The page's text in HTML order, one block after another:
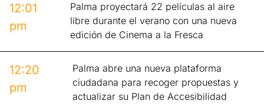
12:01
pm
Palma proyectará 22 películas al aire
libre durante el verano con una nueva
edición de Cinema a la Fresca
12:20
pm
Palma abre una nueva plataforma
ciudadana para recoger propuestas y
actualizar su Plan de Accesibilidad